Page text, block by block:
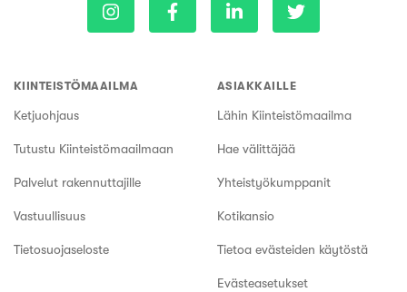
KIINTEISTÖMAAILMA
Ketjuohjaus
Tutustu Kiinteistömaailmaan
Palvelut rakennuttajille
Vastuullisuus
Tietosuojaseloste
ASIAKKAILLE
Lähin Kiinteistömaailma
Hae välittäjää
Yhteistyökumppanit
Kotikansio
Tietoa evästeiden käytöstä
Evästeasetukset